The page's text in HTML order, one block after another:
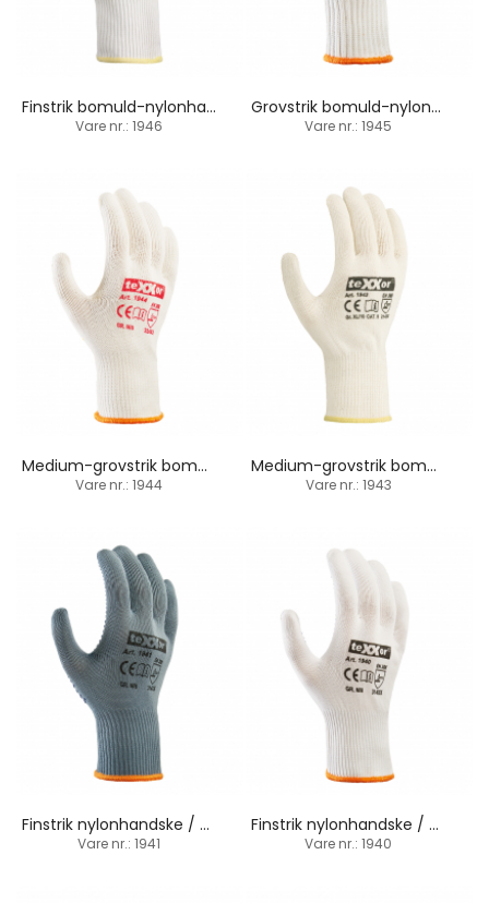
Finstrik bomuld-nylonhandske / PVC-dupper
Vare nr.: 1946
Grovstrik bomuld-nylonhandske / PVC-dupper
Vare nr.: 1945
Medium-grovstrik bomuld-nylonhandske / PVC-dupper
Vare nr.: 1944
Medium-grovstrik bomuld-nylonhandske / PVC-dupper
Vare nr.: 1943
Finstrik nylonhandske / PVC-dupper
Vare nr.: 1941
Finstrik nylonhandske / PVC-dupper
Vare nr.: 1940